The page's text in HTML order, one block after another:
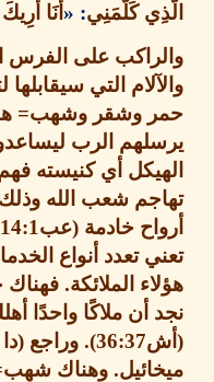
كَلَّمَنِي : «أَنَا أُرِيكَ مَا
على الفرس الأحمر
التي سيقابلها لتدبير
وشقر وشهب =هؤلاء
الرب ليساعدوا في
أي كنيسته فهم
شعب الله وذلك
خادمة (عب14:1).
تعدد أنواع الخدمات
الملائكة .فهناك حمر=
أن ملاكًا واحدًا أهلك
36:37). وراجع (دا 13:10)
.وهناك شهب=أي